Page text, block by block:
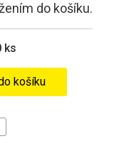
do košíku.
ks